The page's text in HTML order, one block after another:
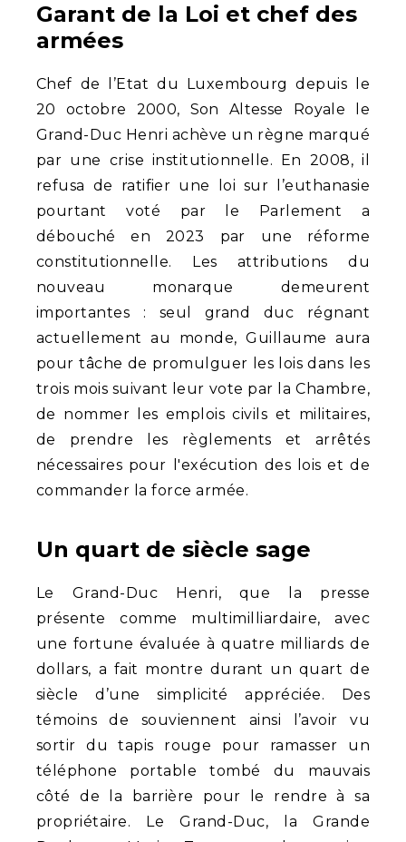
Garant de la Loi et chef des
armées
Chef de l’Etat du Luxembourg depuis le
20 octobre 2000, Son Altesse Royale le
Grand-Duc Henri achève un règne marqué
par une crise institutionnelle. En 2008, il
refusa de ratifier une loi sur l’euthanasie
pourtant voté par le Parlement a
débouché en 2023 par une réforme
constitutionnelle. Les attributions du
nouveau monarque demeurent
importantes : seul grand duc régnant
actuellement au monde, Guillaume aura
pour tâche de promulguer les lois dans les
trois mois suivant leur vote par la Chambre,
de nommer les emplois civils et militaires,
de prendre les règlements et arrêtés
nécessaires pour l'exécution des lois et de
commander la force armée.
Un quart de siècle sage
Le Grand-Duc Henri, que la presse
présente comme multimilliardaire, avec
une fortune évaluée à quatre milliards de
dollars, a fait montre durant un quart de
siècle d’une simplicité appréciée. Des
témoins de souviennent ainsi l’avoir vu
sortir du tapis rouge pour ramasser un
téléphone portable tombé du mauvais
côté de la barrière pour le rendre à sa
propriétaire. Le Grand-Duc, la Grande